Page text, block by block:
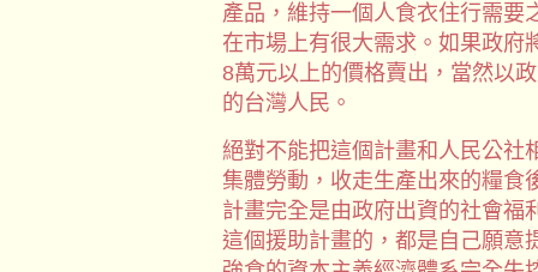
產品，維持一個人食衣住行需要
在市場上有很大需求。如果政府
8萬元以上的價格賣出，當然以
的台灣人民。
絕對不能把這個計畫和人民公社
集體勞動，收走生產出來的糧食
計畫完全是由政府出資的社會福
這個援助計畫的，都是自己願意